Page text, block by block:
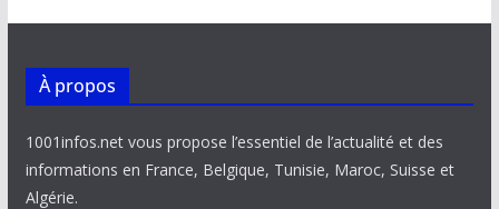
À propos
1001infos.net vous propose l’essentiel de l’actualité et des
informations en France, Belgique, Tunisie, Maroc, Suisse et
Algérie.